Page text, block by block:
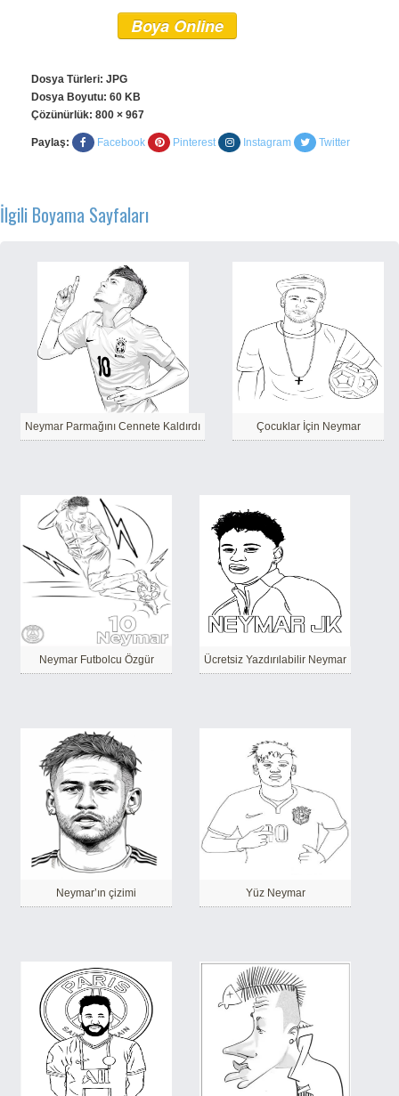
Boya Online
Dosya Türleri: JPG
Dosya Boyutu: 60 KB
Çözünürlük: 800 × 967
Paylaş: Facebook Pinterest Instagram Twitter
İlgili Boyama Sayfaları
Neymar Parmağını Cennete Kaldırdı Çocuklar İçin Neymar
Neymar Futbolcu Özgür Ücretsiz Yazdırılabilir Neymar
Neymar’ın çizimi Yüz Neymar